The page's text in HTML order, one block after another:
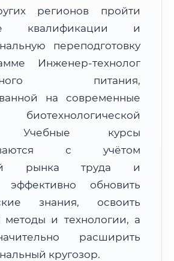
Дистанционно
Улан-Удэ
/ Почтой:
2–3 рабочих дня
ФИС ФРДО
для увеличения и просмотра
регионов пройти
квалификации и
переподготовку
Инженер-технолог
питания,
на современные
Учебные курсы
с учётом
рынка труда и
эффективно обновить
знания, освоить
методы и технологии, а
расширить
кругозор.